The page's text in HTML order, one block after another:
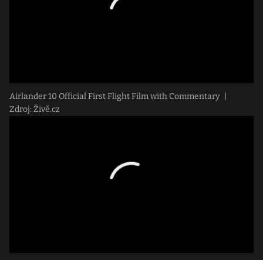
Airlander 10 Official First Flight Film with Commentary
Zdroj: Živě.cz